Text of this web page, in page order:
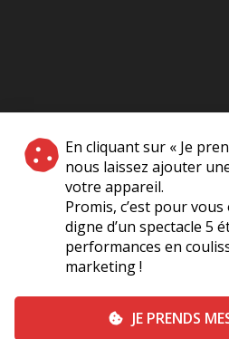
En cliquant sur « Je
nous laissez ajouter
votre appareil.
Promis, c’est pour
digne d’un spectacle 5
performances en
marketing !
JE PRENDS
NOS
Plan du site A Propos de Nous
Mentions légales